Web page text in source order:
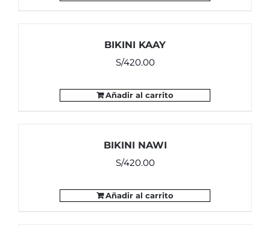
BIKINI KAAY
S/420.00
Añadir al carrito
BIKINI NAWI
S/420.00
Añadir al carrito